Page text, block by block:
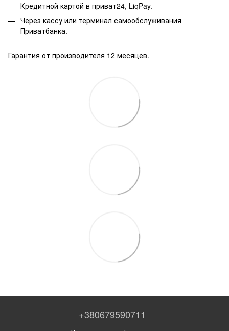
Кредитной картой в приват24, LiqPay.
Через кассу или терминал самообслуживания
Приватбанка.
Гарантия от производителя 12 месяцев.
+380679590711